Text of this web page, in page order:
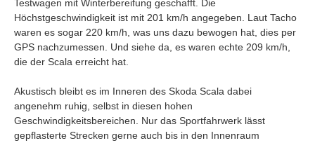
Testwagen mit Winterbereifung geschafft. Die
Höchstgeschwindigkeit ist mit 201 km/h angegeben. Laut Tacho
waren es sogar 220 km/h, was uns dazu bewogen hat, dies per
GPS nachzumessen. Und siehe da, es waren echte 209 km/h,
die der Scala erreicht hat.
Akustisch bleibt es im Inneren des Skoda Scala dabei
angenehm ruhig, selbst in diesen hohen
Geschwindigkeitsbereichen. Nur das Sportfahrwerk lässt
gepflasterte Strecken gerne auch bis in den Innenraum